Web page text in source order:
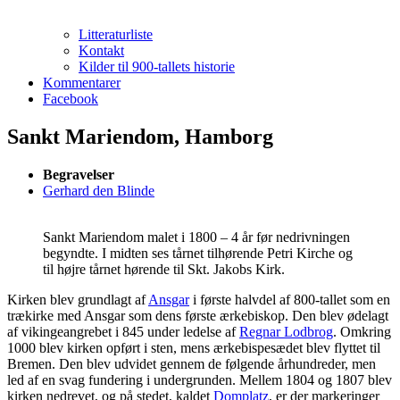
Litteraturliste
Kontakt
Kilder til 900-tallets historie
Kommentarer
Facebook
Sankt Mariendom, Hamborg
Begravelser
Gerhard den Blinde
Sankt Mariendom malet i 1800 – 4 år før nedrivningen
begyndte. I midten ses tårnet tilhørende Petri Kirche og
til højre tårnet hørende til Skt. Jakobs Kirk.
Kirken blev grundlagt afAnsgari første halvdel af 800-tallet som en
trækirke med Ansgar som dens første ærkebiskop. Den blev ødelagt
af vikingeangrebet i 845 under ledelse afRegnar Lodbrog. Omkring
1000 blev kirken opført i sten, mens ærkebispesædet blev flyttet til
Bremen. Den blev udvidet gennem de følgende århundreder, men
led af en svag fundering i undergrunden. Mellem 1804 og 1807 blev
kirken nedrevet, og på stedet, kaldet Domplatz, er der markeringer